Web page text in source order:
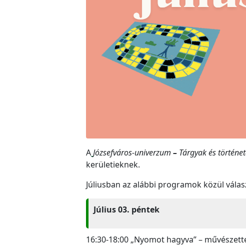
AJózsefváros-univerzum – Tárgyak és
kerületieknek.
Júliusban az alábbi programok közül
Július 03. péntek
16:30-18:00 „Nyomot hagyva” –